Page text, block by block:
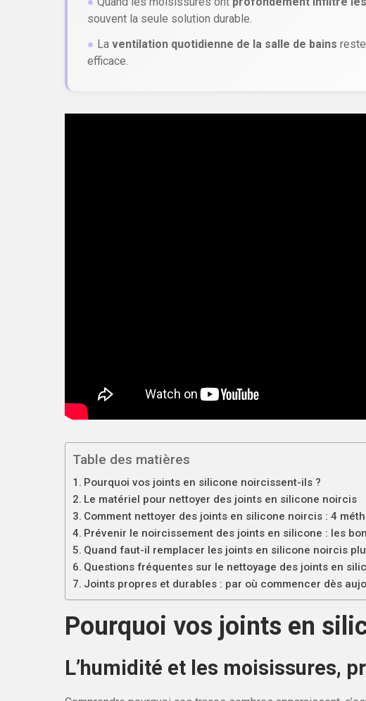
souvent la seule solution durable.
● La ventilation quotidienne de la salle de bains
efficace.
Table des matières
Pourquoi vos joints en silicone noircissent-ils ?
Le matériel pour nettoyer des joints en silicone noircis
Comment nettoyer des joints en silicone noircis : 4
Prévenir le noircissement des joints en silicone : les
Quand faut-il remplacer les joints en silicone noircis
Questions fréquentes sur le nettoyage des joints en
Joints propres et durables : par où commencer dès
Pourquoi vos joints en
L’humidité et les moisissures,